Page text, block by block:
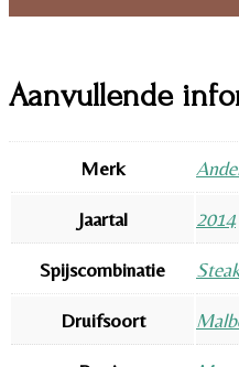
Aanvullende
Merk
Jaartal 2014
Spijscombinatie
Druifsoort